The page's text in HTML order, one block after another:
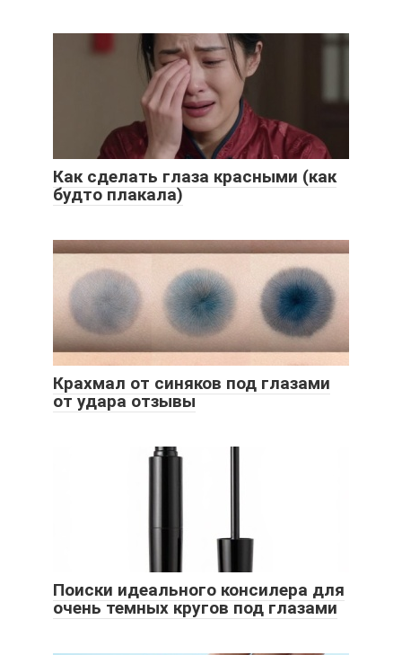
Как сделать глаза красными (как
будто плакала)
Крахмал от синяков под глазами
от удара отзывы
Поиски идеального консилера для
очень темных кругов под глазами